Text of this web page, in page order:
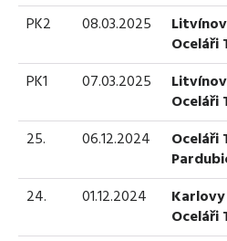
PK2 08.03.2025
Oceláři
PK1 07.03.2025
Oceláři
25. 06.12.2024
Oceláři
24. 01.12.2024
Oceláři